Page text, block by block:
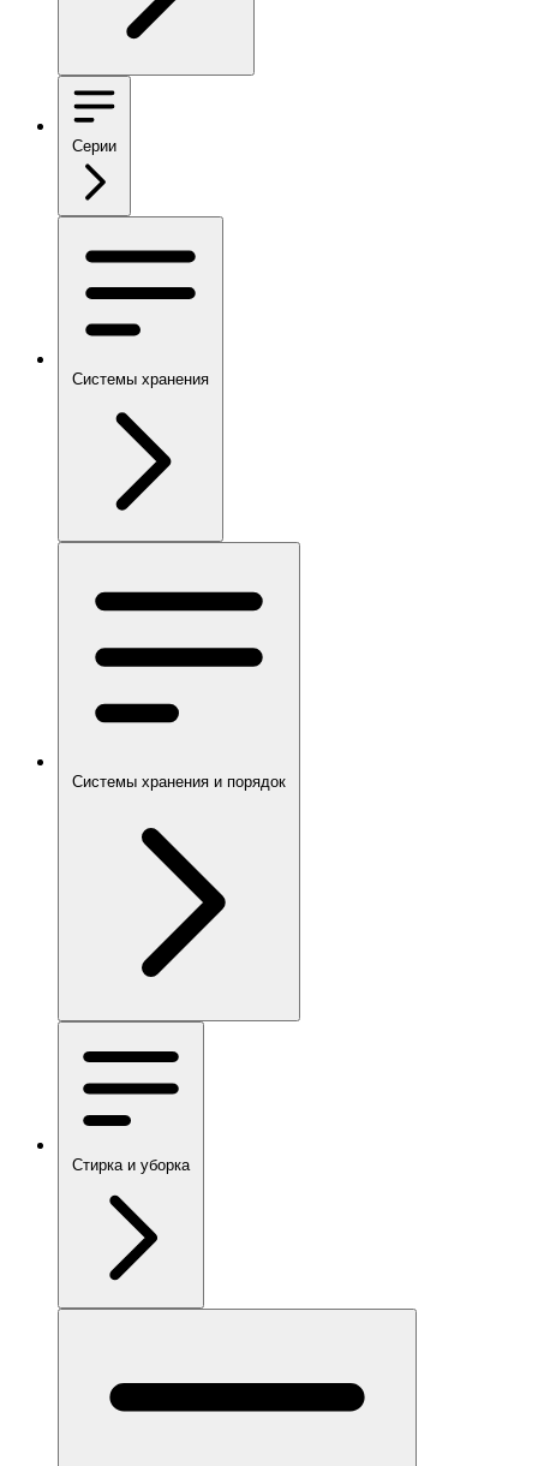
Серии
Системы хранения
Системы хранения и порядок
Стирка и уборка